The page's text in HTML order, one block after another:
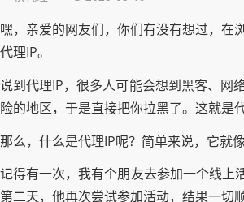
嘿，亲爱的网友们，你们有没有想过，
代理IP。
说到代理IP，很多人可能会想到黑客、网
险的地区，于是直接把你拉黑了。这就是
那么，什么是代理IP呢？简单来说，它就
记得有一次，我有个朋友去参加一个线上
第二天，他再次尝试参加活动，结果一切